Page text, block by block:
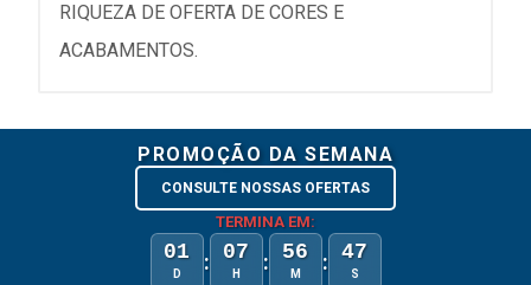
RIQUEZA DE OFERTA DE CORES E
ACABAMENTOS.
PROMOÇÃO DA SEMANA
CONSULTE NOSSAS OFERTAS
TERMINA EM:
01
D : 07
H : 56
M : 47
S